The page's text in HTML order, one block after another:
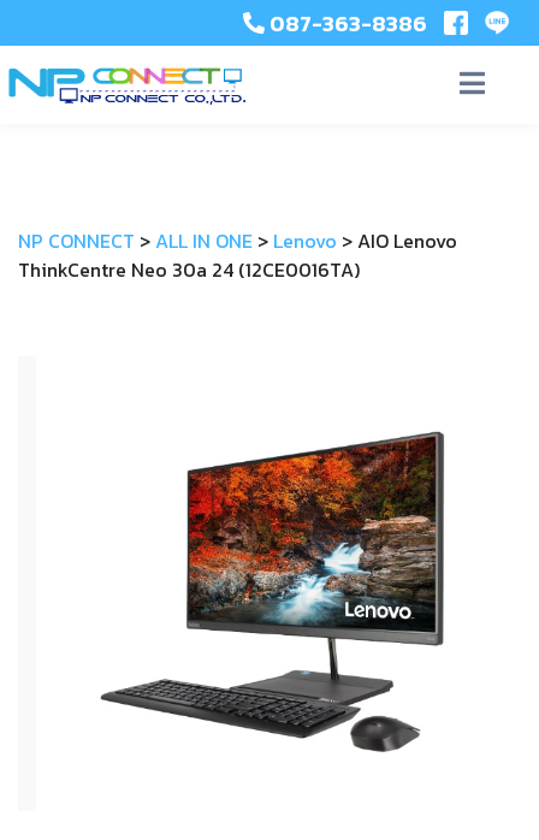
087-363-8386
NP CONNECT > ALL IN ONE > Lenovo >AIO Lenovo
ThinkCentre Neo 30a 24 (12CE0016TA)